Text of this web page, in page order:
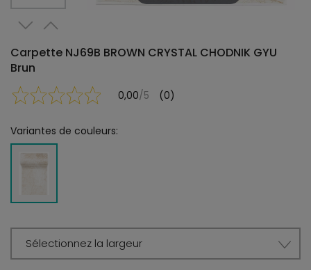
Carpette NJ69B BROWN CRYSTAL CHODNIK GYU
Brun
0,00/5 (0)
Variantes de couleurs:
Sélectionnez la largeur